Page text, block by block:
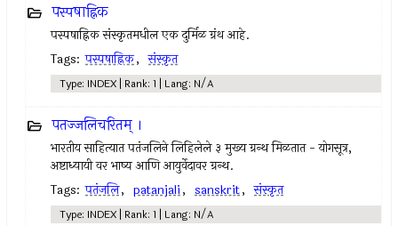
पस्पषाह्निक
पस्पषाह्निक संस्कृतमधील एक दुर्मिळ ग्रंथ आहे.
Tags: पस्पषाह्निक, संस्कृत
Type: INDEX | Rank: 1 | Lang: N/A
पतज्जलिचरितम् ।
भारतीय साहित्यात पतंजलिने लिहिलेले ३ मुख्य ग्रन्थ मिळतात - योगसूत्र,
अष्टाध्यायी वर भाष्य आणि आयुर्वेदावर ग्रन्थ.
Tags: पतंजलि, patanjali, sanskrit, संस्कृत
Type: INDEX | Rank: 1 | Lang: N/A